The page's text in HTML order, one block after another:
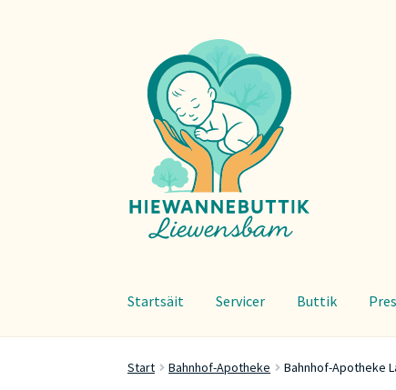
Navigation
springen
Inhalt
springen
Startsäit Servicer Buttik
Start Bahnhof-Apotheke Bahnhof-Apotheke